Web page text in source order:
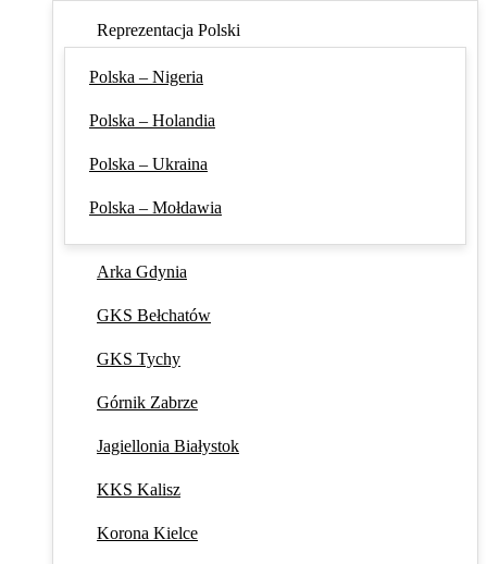
Reprezentacja Polski
Polska – Nigeria
Polska – Holandia
Polska – Ukraina
Polska – Mołdawia
Arka Gdynia
GKS Bełchatów
GKS Tychy
Górnik Zabrze
Jagiellonia Białystok
KKS Kalisz
Korona Kielce